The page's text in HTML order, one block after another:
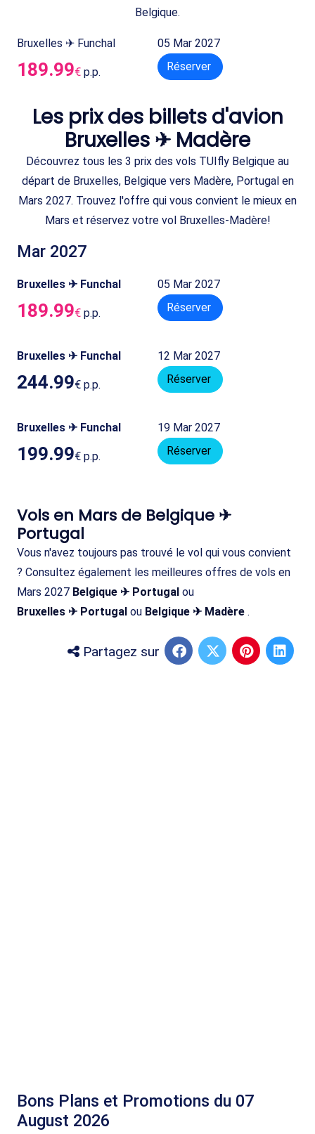
Belgique.
Bruxelles ✈ Funchal 05 Mar 2027
189.99€ p.p. Réserver
Les prix des billets d'avion
Bruxelles ✈ Madère
Découvrez tous les 3 prix des vols TUIfly Belgique au
départ de Bruxelles, Belgique vers Madère, Portugal en
Mars 2027. Trouvez l'offre qui vous convient le mieux en
Mars et réservez votre vol Bruxelles-Madère!
Mar 2027
Bruxelles ✈ Funchal 05 Mar 2027
189.99€ p.p. Réserver
Bruxelles ✈ Funchal 12 Mar 2027
244.99€ p.p. Réserver
Bruxelles ✈ Funchal 19 Mar 2027
199.99€ p.p. Réserver
Vols en Mars de Belgique ✈
Portugal
Vous n'avez toujours pas trouvé le vol qui vous convient
? Consultez également les meilleures offres de vols en
Mars 2027 Belgique ✈ Portugal ou
Bruxelles ✈ Portugal ou Belgique ✈ Madère .
Partagez sur
Bons Plans et Promotions du 07
August 2026